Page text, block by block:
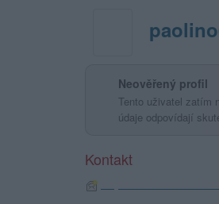
Neověřený profil
Tento uživatel zatím
údaje odpovídají
Kontakt